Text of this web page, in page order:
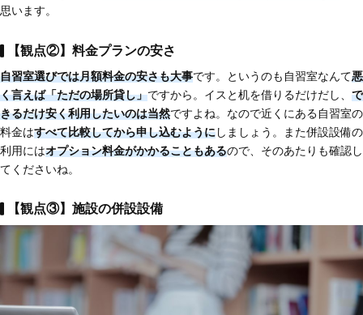
思います。
【観点②】料金プランの安さ
自習室選びでは月額料金の安さも大事です。というのも自習室なんて悪
く言えば「ただの場所貸し」ですから。イスと机を借りるだけだし、 で
きるだけ安く利用したいのは当然ですよね。なので近くにある自習室の
料金はすべて比較してから申し込むようにしましょう。また併設設備の
利用にはオプション料金がかかることもあるので、そのあたりも確認し
てくださいね。
【観点③】施設の併設設備